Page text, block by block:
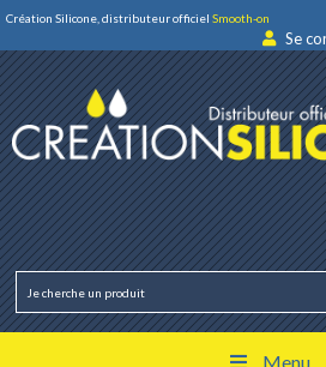
Création Silicone, distributeur officiel Smooth-on
Se
Menu